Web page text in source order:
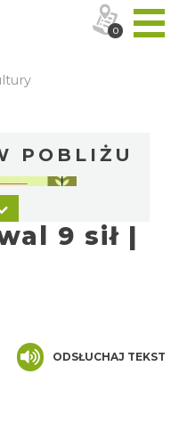
POBLIŻU
2026-08-09
9 sił |
ODSŁUCHAJ TEKST
0